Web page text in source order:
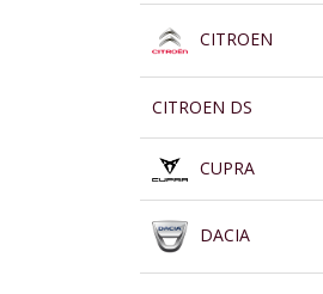
CITROEN
CITROEN DS
CUPRA
DACIA